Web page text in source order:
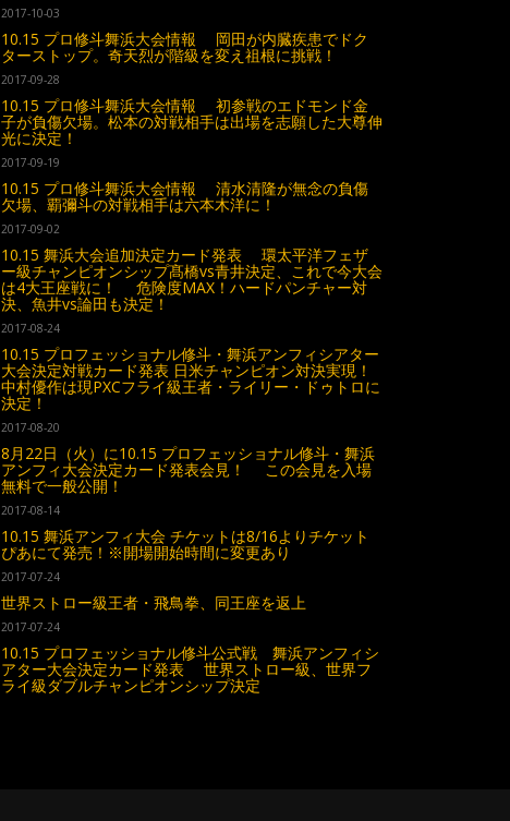
2017-10-03
10.15 プロ修斗舞浜大会情報 岡田が内臓疾患でドク
ターストップ。奇天烈が階級を変え祖根に挑戦！
2017-09-28
10.15 プロ修斗舞浜大会情報 初参戦のエドモンド金
子が負傷欠場。松本の対戦相手は出場を志願した大尊伸
光に決定！
2017-09-19
10.15 プロ修斗舞浜大会情報 清水清隆が無念の負傷
欠場、覇彌斗の対戦相手は六本木洋に！
2017-09-02
10.15 舞浜大会追加決定カード発表 環太平洋フェザ
ー級チャンピオンシップ髙橋vs青井決定、これで今大会
は4大王座戦に！ 危険度MAX！ハードパンチャー対
決、魚井vs論田も決定！
2017-08-24
10.15 プロフェッショナル修斗・舞浜アンフィシアター
大会決定対戦カード発表 日米チャンピオン対決実現！
中村優作は現PXCフライ級王者・ライリー・ドゥトロに
決定！
2017-08-20
8月22日（火）に10.15 プロフェッショナル修斗・舞浜
アンフィ大会決定カード発表会見！ この会見を入場
無料で一般公開！
2017-08-14
10.15 舞浜アンフィ大会 チケットは8/16よりチケット
ぴあにて発売！※開場開始時間に変更あり
2017-07-24
世界ストロー級王者・飛鳥拳、同王座を返上
2017-07-24
10.15 プロフェッショナル修斗公式戦 舞浜アンフィシ
アター大会決定カード発表 世界ストロー級、世界フ
ライ級ダブルチャンピオンシップ決定